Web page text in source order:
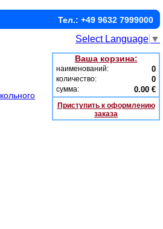
Тел.: +49 9632 7999000
Select Language ▼
Ваша корзина:
наименований: 0
количество: 0
сумма: 0.00 €
Приступить к оформлению
заказа